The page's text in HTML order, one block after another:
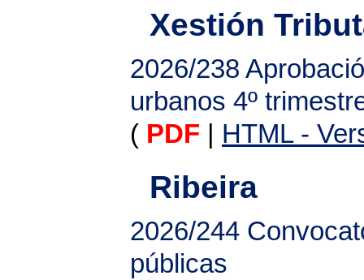
Xestión
2026/238
urbanos 4º
( PDF HTML -
Ribeira
2026/244
públicas